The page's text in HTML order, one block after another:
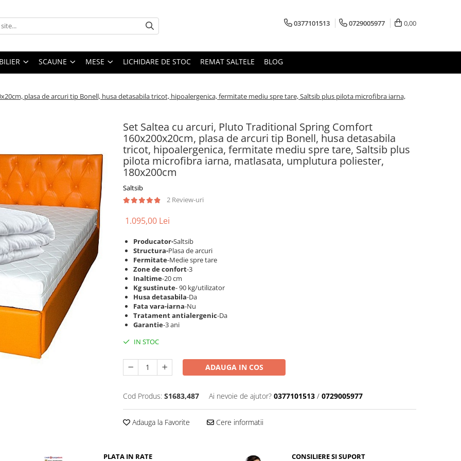
0377101513 0729005977 0,00
SCAUNE MESE LICHIDARE DE STOC REMAT SALTELE BLOG
plasa de arcuri tip Bonell, husa detasabila tricot, hipoalergenica, fermitate mediu spre tare, Saltsib plus pilota microfibra iarna,
Set Saltea cu arcuri, Pluto Traditional Spring Comfort
160x200x20cm, plasa de arcuri tip Bonell, husa detasabila
tricot, hipoalergenica, fermitate mediu spre tare, Saltsib plus
pilota microfibra iarna, matlasata, umplutura poliester,
180x200cm
Saltsib
2 Review-uri
1.095,00 Lei
Producator-Saltsib
Structura-Plasa de arcuri
Fermitate-Medie spre tare
Zone de confort-3
Inaltime-20 cm
Kg sustinute- 90 kg/utilizator
Husa detasabila-Da
Fata vara-iarna-Nu
Tratament antialergenic-Da
Garantie-3 ani
IN STOC
ADAUGA IN COS
Cod Produs: S1683,487 Ai nevoie de ajutor? 0377101513 / 0729005977
Adauga la Favorite Cere informatii
PLATA IN RATE CONSILIERE SI SUPORT